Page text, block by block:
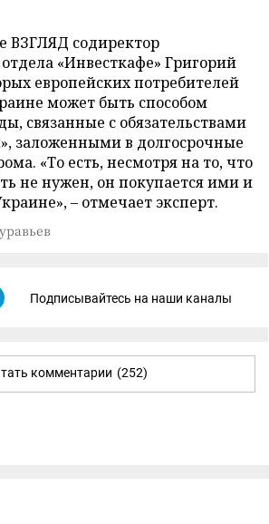
ВЗГЛЯД содиректор
«Инвесткафе» Григорий
европейских потребителей
может быть способом
связанные с обязательствами
заложенными в долгосрочные
«То есть, несмотря на то, что
не нужен, он покупается ими и
– отмечает эксперт.
Подписывайтесь на наши каналы
комментарии (252)